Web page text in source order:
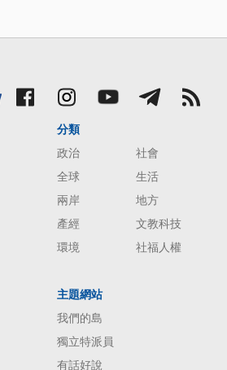
分類
政治
社會
全球
生活
兩岸
地方
產經
文教科技
環境
社福人權
主題網站
我們的島
獨立特派員
有話好說